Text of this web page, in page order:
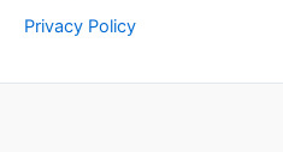
Privacy Policy